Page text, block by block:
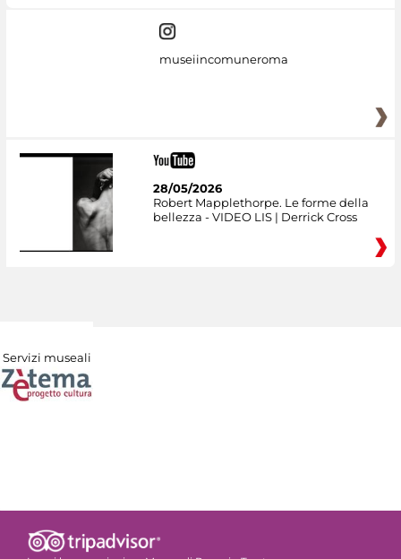
museiincomuneroma
28/05/2026
Robert Mapplethorpe. Le forme della
bellezza - VIDEO LIS | Derrick Cross
Servizi museali